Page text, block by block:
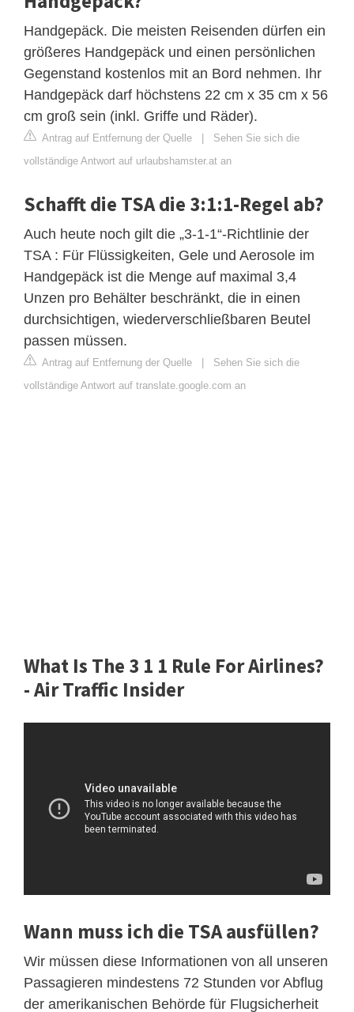
Handgepäck. Die meisten Reisenden dürfen ein
größeres Handgepäck und einen persönlichen
Gegenstand kostenlos mit an Bord nehmen. Ihr
Handgepäck darf höchstens 22 cm x 35 cm x 56
cm groß sein (inkl. Griffe und Räder).
Antrag auf Entfernung der Quelle
Sehen Sie sich die
vollständige Antwort auf urlaubshamster.at an
Schafft die TSA die 3:1:1-Regel ab?
Auch heute noch gilt die „3-1-1“-Richtlinie der
TSA : Für Flüssigkeiten, Gele und Aerosole im
Handgepäck ist die Menge auf maximal 3,4
Unzen pro Behälter beschränkt, die in einen
durchsichtigen, wiederverschließbaren Beutel
passen müssen.
Antrag auf Entfernung der Quelle
Sehen Sie sich die
vollständige Antwort auf translate.google.com an
What Is The 3 1 1 Rule For Airlines?
- Air Traffic Insider
Wann muss ich die TSA ausfüllen?
Wir müssen diese Informationen von all unseren
Passagieren mindestens 72 Stunden vor Abflug
der amerikanischen Behörde für Flugsicherheit